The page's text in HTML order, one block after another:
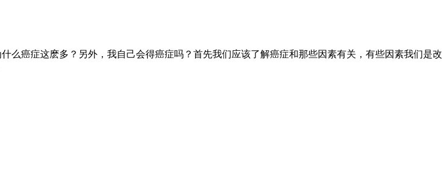
么癌症这麽多？另外，我自己会得癌症吗？首先我们应该了解癌症和那些因素有关，有些因素我们是改